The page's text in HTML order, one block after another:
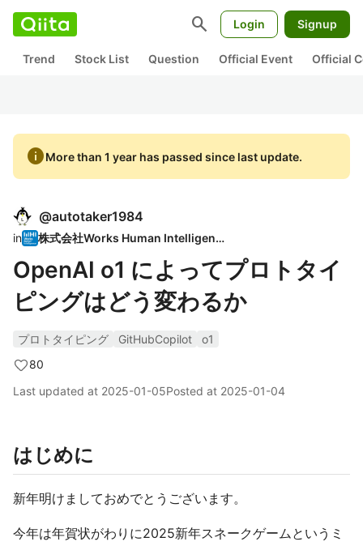
search Login Signup
Trend Stock List Question Official Event Official
infoMore than 1 year has passed since last update.
@autotaker1984
in 株式会社Works Human Intelligence
OpenAI o1 によってプロトタイ
ピングはどう変わるか
プロトタイピング GitHubCopilot
o1
80
Last updated at 2025-01-05Posted at 2025-01-04
はじめに
新年明けましておめでとうございます。
今年は年賀状がわりに2025新年スネークゲームというミ